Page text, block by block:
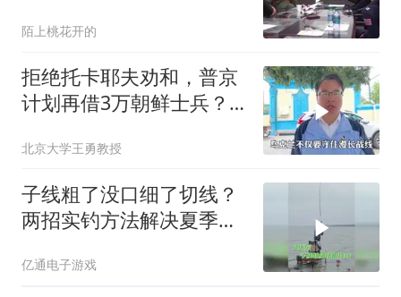
陌上桃花开的
拒绝托卡耶夫劝和，普京
计划再借3万朝鲜士兵？
北京大学王勇教授
子线粗了没口细了切线？
两招实钓方法解决夏季难
亿通电子游戏